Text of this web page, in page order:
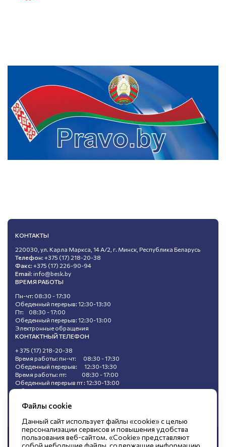
КОНТАКТЫ
220030, ул. Карла Маркса, 14 А/2, г. Минск, Республика Беларусь
Телефон: +375 (17) 218-20-38
Факс: +375 (17) 226-90-94
Email: info@besk.by
ВРЕМЯ РАБОТЫ
Пн-чт: 08:30 - 17:30
Обеденный перерыв: 12:30-13:30
Пт: 08:30 - 17:00
Обеденный перерыв: 12:30-13:00
Электронные обращения
КОНТАКТНЫЙ ТЕЛЕФОН
+ 375 (17) 218-20-38
Время работы: пн-чт: 08:30 - 17:30
Обеденный перерыв: 12:30-13:30
Время работы: пт: 08:30 - 17:00
Обеденный перерыв пт : 12:30-13:00
Обращения, поступившие в ходе
© Открытое акционерное общество
Файлы cookie
Данный сайт использует файлы «cookie» с целью
персонализации сервисов и повышения удобства
пользования веб-сайтом. «Cookie» представляют
собой небольшие файлы, содержащие информацию